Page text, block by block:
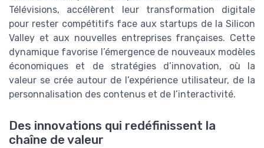
Télévisions, accélèrent leur transformation digitale
pour rester compétitifs face aux startups de la Silicon
Valley et aux nouvelles entreprises françaises. Cette
dynamique favorise l’émergence de nouveaux modèles
économiques et de stratégies d’innovation, où la
valeur se crée autour de l’expérience utilisateur, de la
personnalisation des contenus et de l’interactivité.
Des innovations qui redéfinissent la
chaîne de valeur